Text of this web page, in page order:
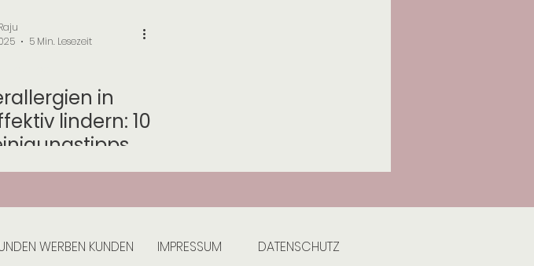
5 Min. Lesezeit
in
lindern: 10
& Staub!
WERBEN KUNDEN IMPRESSUM DATENSCHUTZ